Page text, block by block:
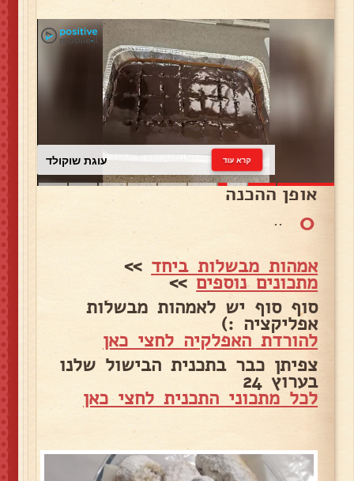
עוגת שוקולד קרא עוד
אופן ההכנה
0
..
אמהות מבשלות ביחד >>
מתכונים נוספים>>
סוף סוף יש לאמהות מבשלות
אפליקציה :)
להורדת האפלקיה לחצי כאן
צפיתן כבר בתכנית הבישול שלנו
בערוץ 24
לכל מתכוני התכנית לחצי כאן